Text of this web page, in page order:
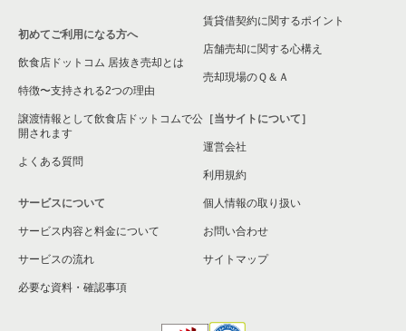
初めてご利用になる方へ
飲食店ドットコム 居抜き売却とは
特徴〜支持される2つの理由
譲渡情報として飲食店ドットコムで公
開されます
よくある質問
サービスについて
サービス内容と料金について
サービスの流れ
必要な資料・確認事項
賃貸借契約に関するポイント
店舗売却に関する心構え
売却現場のＱ＆Ａ
［当サイトについて］
運営会社
利用規約
個人情報の取り扱い
お問い合わせ
サイトマップ